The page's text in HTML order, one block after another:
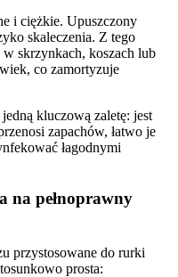
i ciężkie. Upuszczony
skaleczenia. Z tego
skrzynkach, koszach lub
co zamortyzuje
kluczową zaletę: jest
zapachów, łatwo je
łagodnymi
na pełnoprawny
przystosowane do rurki
prosta: